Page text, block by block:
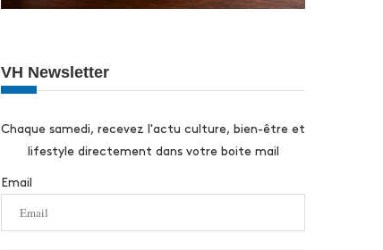
VH Newsletter
Chaque samedi, recevez l'actu culture, bien-être et
lifestyle directement dans votre boite mail
Email